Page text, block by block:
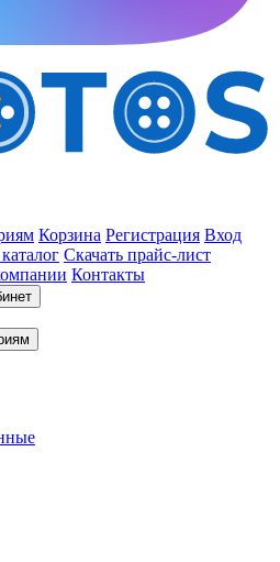
Корзина Регистрация Вход
Скачать прайс-лист
Контакты